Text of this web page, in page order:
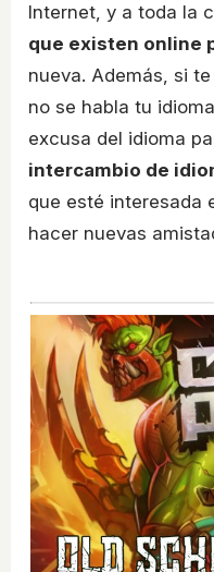
Internet, y a toda la
que existen online
nueva. Además, si
no se habla tu
excusa del idioma
intercambio de
que esté interesada
hacer nuevas